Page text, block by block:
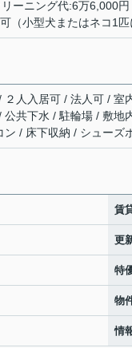
ーニング代:6万6,000
（小型犬またはネコ1
人入居可 / 法人可 /
公共下水 / 駐輪場 / 敷
/ 床下収納 / シューズ
賃
更
特
物
情